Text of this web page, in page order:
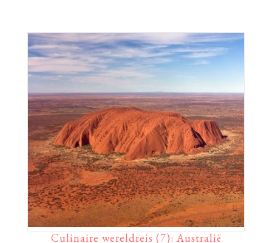
Culinaire wereldreis (7): Australië